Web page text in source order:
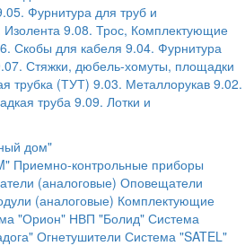
Фурнитура для труб и
Изолента 9.08. Трос, Комплектующие
Скобы для кабеля 9.04. Фурнитура
Стяжки, дюбель-хомуты, площадки
трубка (ТУТ) 9.03. Металлорукав 9.02.
труба 9.09. Лотки и
дом"
Приемно-контрольные приборы
(аналоговые) Оповещатели
(аналоговые) Комплектующие
"Орион" НВП "Болид" Система
Огнетушители Система "SATEL"